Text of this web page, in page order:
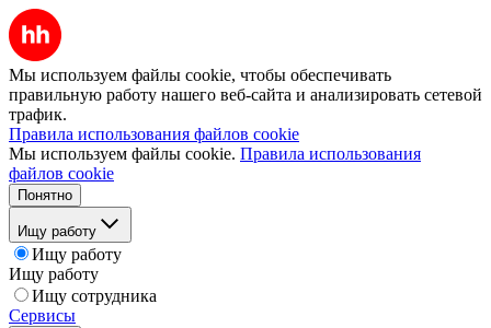
Мы используем файлы cookie, чтобы обеспечивать
правильную работу нашего веб-сайта и анализировать сетевой
трафик.
Правила использования файлов cookie
Мы используем файлы cookie. Правила использования
файлов cookie
Понятно
Ищу работу
Ищу работу
Ищу работу
Ищу сотрудника
Сервисы